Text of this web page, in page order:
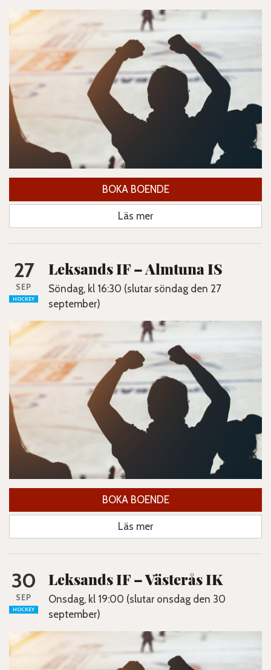
BOKA BOENDE
Läs mer
27
SEP
HOCKEY
Leksands IF – Almtuna IS
Söndag, kl 16:30 (slutar söndag den 27
september)
BOKA BOENDE
Läs mer
30
SEP
HOCKEY
Leksands IF – Västerås IK
Onsdag, kl 19:00 (slutar onsdag den 30
september)